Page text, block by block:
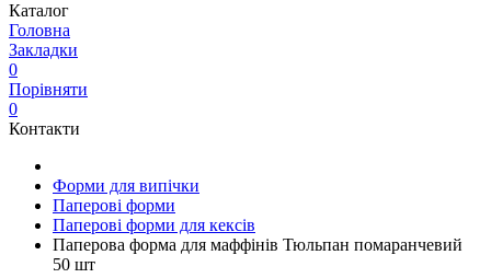
Каталог
Головна
Закладки
0
Порівняти
0
Контакти
Форми для випічки
Паперові форми
Паперові форми для кексів
Паперова форма для маффінів Тюльпан помаранчевий
50 шт